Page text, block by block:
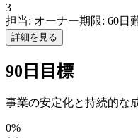
3
担当: オーナー期限: 60日
詳細を見る
90日目標
事業の安定化と持続的な
0%